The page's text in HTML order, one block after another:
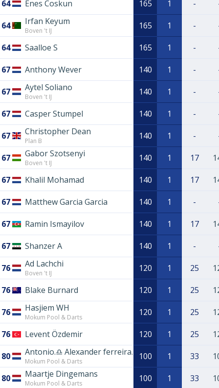
64 Enes Coskun 165 1 -
64 Irfan Keyum
Boven 't IJ 165 1 -
64 Saalloe S 165 1 -
67 Anthony Wever 140 1 -
67 Aytel Soliano
Boven 't IJ 140 1 -
67 Casper Stumpel 140 1 -
67 Christopher Dean
Plan B 140 1 -
67 Gabor Szotsenyi
Boven 't IJ 140 1 17
67 Khalil Mohamad 140 1 17
67 Matthew Garcia Garcia 140 1 -
67 Ramin Ismayilov 140 1 17
67 Shanzer A 140 1 -
76 Ad Lachchi
Boven 't IJ 120 1 25
76 Blake Burnard 120 1 25
76 Hasjiem WH
Mokum Pool & Darts 120 1 25
76 Levent Özdemir 120 1 25
80 Antonio.♎️ Alexander ferreira.
Mokum Pool & Darts 100 1 33
80 Maartje Dingemans
Mokum Pool & Darts 100 1 33